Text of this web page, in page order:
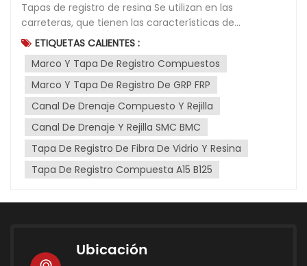
Tapas de registro de resina Se utilizan en las
carreteras, que tienen las características de
aislamiento, sin ruido, sin valor de reciclaje y antirrobo
natural. Son insustituibles para las tapas de registro de
hierro fundido. La tapa de alcantarilla de resina se
fabrica mediante un proceso de moldeado único, que
hace que la ciudad parezca nueva. La vida útil es
básicamente de 20 a 50 años. El tapa de registro
compuesta de resina moldeado a alta temperatura
tiene peso ligero, alta resistencia, excelente
resistencia a la fatiga y seguridad contra daños. ,
Moldeo simple, bajo ruido de rodadura, buena
ácidos y álcalis y apariencia hermosa, etc., y los
producidas por varios fabricantes de tapas de registro
ETIQUETAS CALIENTES :
Marco Y Tapa De Registro Compuestos
Marco Y Tapa De Registro De GRP FRP
Canal De Drenaje Compuesto Y Rejilla
Canal De Drenaje Y Rejilla SMC BMC
Tapa De Registro De Fibra De Vidrio Y Resina
Tapa De Registro Compuesta A15 B125
Ubicación